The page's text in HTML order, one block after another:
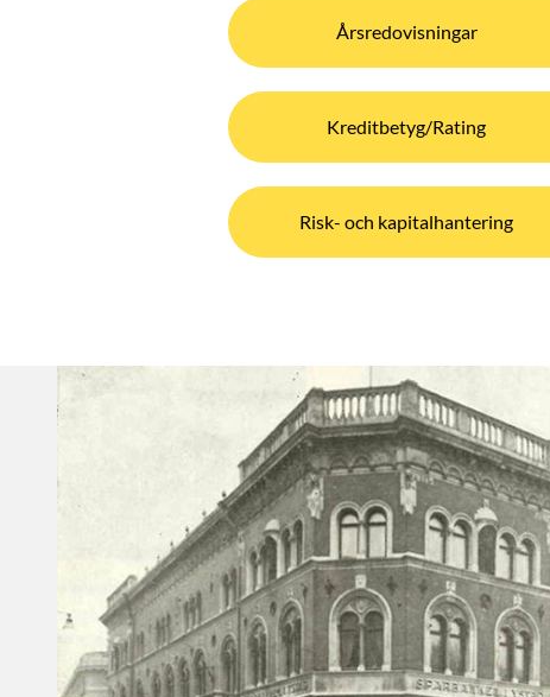
Årsredovisningar
Kreditbetyg/Rating
Risk- och kapitalhantering